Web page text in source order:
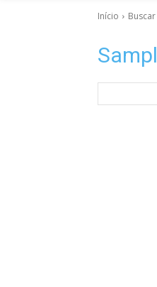
Início Buscar